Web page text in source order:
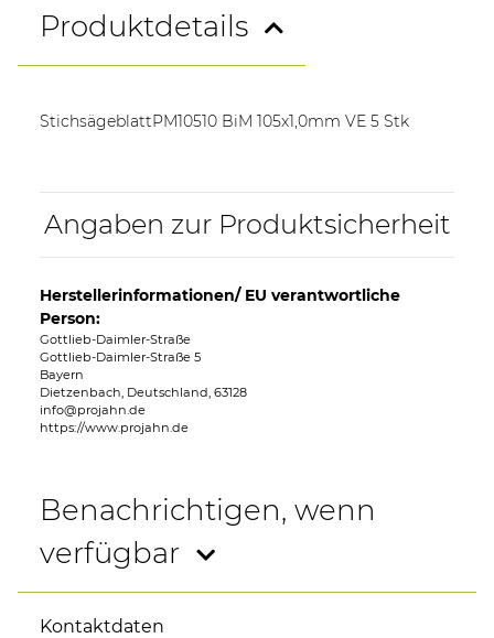
Produktdetails
StichsägeblattPM10510 BiM 105x1,0mm VE 5 Stk
Angaben zur Produktsicherheit
Herstellerinformationen/ EU verantwortliche
Person:
Gottlieb-Daimler-Straße
Gottlieb-Daimler-Straße 5
Bayern
Dietzenbach, Deutschland, 63128
info@projahn.de
https://www.projahn.de
Benachrichtigen, wenn
verfügbar
Kontaktdaten